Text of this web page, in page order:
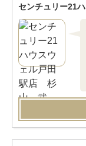
センチュリー21